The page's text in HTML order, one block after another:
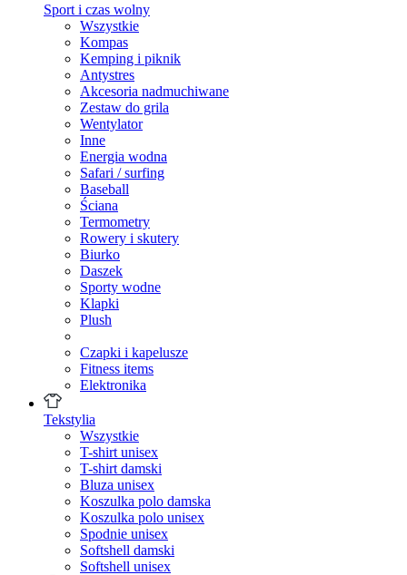
Sport i czas wolny
Wszystkie
Kompas
Kemping i piknik
Antystres
Akcesoria nadmuchiwane
Zestaw do grila
Wentylator
Inne
Energia wodna
Safari / surfing
Baseball
Ściana
Termometry
Rowery i skutery
Biurko
Daszek
Sporty wodne
Klapki
Plush
Czapki i kapelusze
Fitness items
Elektronika
Tekstylia
Wszystkie
T-shirt unisex
T-shirt damski
Bluza unisex
Koszulka polo damska
Koszulka polo unisex
Spodnie unisex
Softshell damski
Softshell unisex